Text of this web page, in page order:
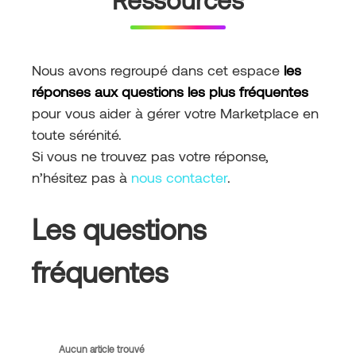
Nous avons regroupé dans cet espace les
réponses aux questions les plus fréquentes
pour vous aider à gérer votre Marketplace en
toute sérénité.
Si vous ne trouvez pas votre réponse,
n’hésitez pas à nous contacter.
Les questions
fréquentes
Aucun article trouvé